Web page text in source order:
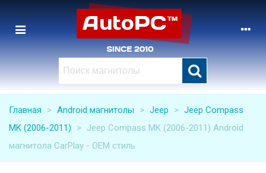
Главная > Android магнитолы > Jeep > Jeep Compass
MK (2006-2011)
> Jeep Compass MK (2006-2011) Android
магнитола CarPlay - OEM стиль